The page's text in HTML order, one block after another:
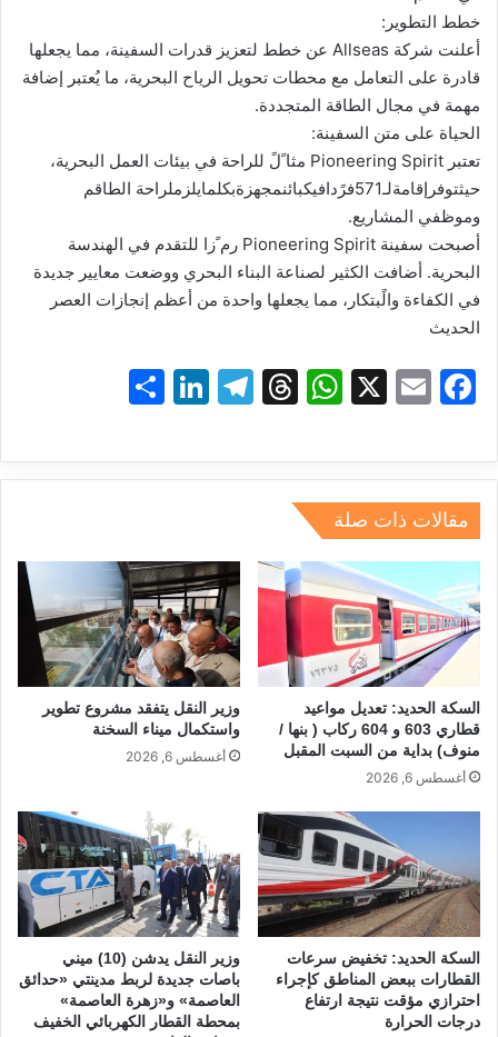
خطط التطوير:
أعلنت شركة Allseas عن خطط لتعزيز قدرات السفينة، مما يجعلها
قادرة على التعامل مع محطات تحويل الرياح البحرية، ما يُعتبر إضافة
مهمة في مجال الطاقة المتجددة.
الحياة على متن السفينة:
تعتبر Pioneering Spirit مثا ًلً للراحة في بيئات العمل البحرية،
حيثتوفرإقامةلـ571فرًدافيكبائنمجهزةبكلمايلزملراحة الطاقم
وموظفي المشاريع.
أصبحت سفينة Pioneering Spirit رم ًزا للتقدم في الهندسة
البحرية. أضافت الكثير لصناعة البناء البحري ووضعت معايير جديدة
في الكفاءة والًبتكار، مما يجعلها واحدة من أعظم إنجازات العصر
الحديث
F
c
e
b
o
o
k
E
ai
l
X
W
at
s
A
p
p
T
e
a
s
T
e
gr
m
Li
k
e
n
ar
e
مقالات ذات صلة
السكة الحديد: تعديل مواعيد
قطاري 603 و 604 ركاب ( بنها /
منوف) بداية من السبت المقبل
أغسطس 6, 2026
وزير النقل يتفقد مشروع تطوير
واستكمال ميناء السخنة
أغسطس 6, 2026
السكة الحديد: تخفيض سرعات
القطارات ببعض المناطق كإجراء
احترازي مؤقت نتيجة ارتفاع
درجات الحرارة
وزير النقل يدشن (10) ميني
باصات جديدة لربط مدينتي «حدائق
العاصمة» و«زهرة العاصمة»
بمحطة القطار الكهربائي الخفيف